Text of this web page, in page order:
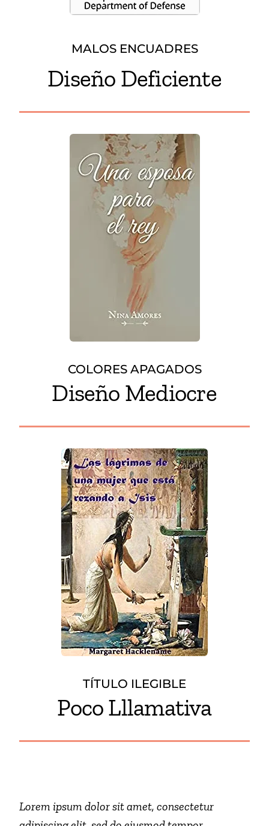
MALOS ENCUADRES
Diseño Deficiente
COLORES APAGADOS
Diseño Mediocre
TÍTULO ILEGIBLE
Poco Lllamativa
Lorem ipsum dolor sit amet, consectetur